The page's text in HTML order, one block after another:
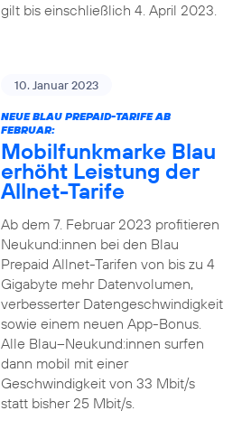
gilt bis einschließlich 4. April 2023.
10. Januar 2023
NEUE BLAU PREPAID-TARIFE AB
FEBRUAR:
Mobilfunkmarke Blau
erhöht Leistung der
Allnet-Tarife
Ab dem 7. Februar 2023 profitieren
Neukund:innen bei den Blau
Prepaid Allnet-Tarifen von bis zu 4
Gigabyte mehr Datenvolumen,
verbesserter Datengeschwindigkeit
sowie einem neuen App-Bonus.
Alle Blau–Neukund:innen surfen
dann mobil mit einer
Geschwindigkeit von 33 Mbit/s
statt bisher 25 Mbit/s.